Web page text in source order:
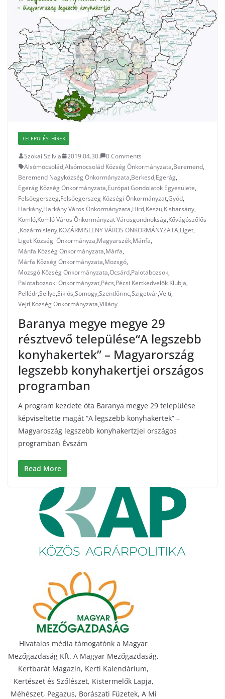
TELEPÜLÉSI HÍREK
Szokai Szilvia 2019.04.30.
0 Comments
Alsómocsolád,Alsómocsolád Község Önkormányzata,Beremend,
Beremend Nagyközség Önkormányzata,Berkesd,Egerág,
Egerág Község Önkormányzata,Európai Gondolatok Egyesülete,
Felsőegerszeg,Felsőegerszeg Községi Önkormányzat,Gyód,
Harkány,Harkány Város Önkormányzata,Hird,Keszü,Kisharsány,
Komló,Komló Város Önkormányzat Városgondnokság,Kővágószőlős
,Kozármisleny,KOZÁRMISLENY VÁROS ÖNKORMÁNYZATA,Liget,
Liget Községi Önkormányza,Magyarszék,Mánfa,
Mánfa Község Önkormányzata,Márfa,
Márfa Község Önkormányzata,Mozsgó,
Mozsgó Község Önkormányzata,Ocsárd,Palotabozsok,
Palotabozsoki Önkormányzat,Pécs,Pécsi Kertkedvelők Klubja,
Pellédr,Sellye,Siklós,Somogy,Szentlőrinc,Szigetvár,Vejti,
Vejti Község Önkormányzata,Villány
Baranya megye megye 29
résztvevő települése“A legszebb
konyhakertek” – Magyarország
legszebb konyhakertjei országos
programban
A program kezdete óta Baranya megye 29 települése
képviseltette magát “A legszebb konyhakertek” –
Magyaroszág legszebb konyhakertzjei országos
programban Évszám
Read More
Hivatalos média támogatónk a Magyar
Mezőgazdaság Kft. A Magyar Mezőgazdaság,
Kertbarát Magazin, Kerti Kalendárium,
Kertészet és Szőlészet, Kistermelők Lapja,
Méhészet, Pegazus, Borászati Füzetek, A Mi